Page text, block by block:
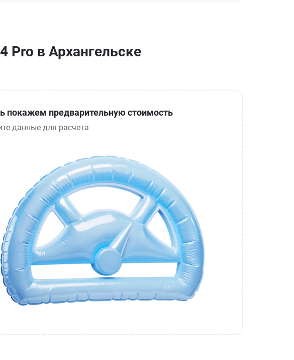
Pro в Архангельске
покажем предварительную стоимость
данные для расчета